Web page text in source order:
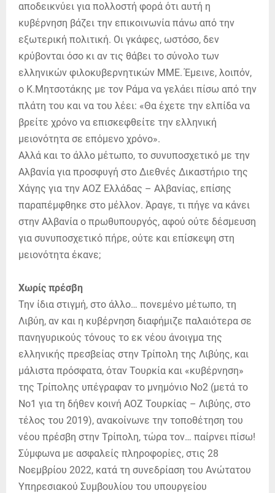
αποδεικνύει για πολλοστή φορά ότι αυτή η
κυβέρνηση βάζει την επικοινωνία πάνω από την
εξωτερική πολιτική. Οι γκάφες, ωστόσο, δεν
κρύβονται όσο κι αν τις θάβει το σύνολο των
ελληνικών φιλοκυβερνητικών ΜΜΕ. Έμεινε, λοιπόν,
ο Κ.Μητσοτάκης με τον Ράμα να γελάει πίσω από την
πλάτη του και να του λέει: «Θα έχετε την ελπίδα να
βρείτε χρόνο να επισκεφθείτε την ελληνική
μειονότητα σε επόμενο χρόνο».
Αλλά και το άλλο μέτωπο, το συνυποσχετικό με την
Αλβανία για προσφυγή στο Διεθνές Δικαστήριο της
Χάγης για την ΑΟΖ Ελλάδας – Αλβανίας, επίσης
παραπέμφθηκε στο μέλλον. Άραγε, τι πήγε να κάνει
στην Αλβανία ο πρωθυπουργός, αφού ούτε δέσμευση
για συνυποσχετικό πήρε, ούτε και επίσκεψη στη
μειονότητα έκανε;
Χωρίς πρέσβη
Την ίδια στιγμή, στο άλλο… πονεμένο μέτωπο, τη
Λιβύη, αν και η κυβέρνηση διαφήμιζε παλαιότερα σε
πανηγυρικούς τόνους το εκ νέου άνοιγμα της
ελληνικής πρεσβείας στην Τρίπολη της Λιβύης, και
μάλιστα πρόσφατα, όταν Τουρκία και «κυβέρνηση»
της Τρίπολης υπέγραφαν το μνημόνιο Νο2 (μετά το
Νο1 για τη δήθεν κοινή ΑΟΖ Τουρκίας – Λιβύης, στο
τέλος του 2019), ανακοίνωνε την τοποθέτηση του
νέου πρέσβη στην Τρίπολη, τώρα τον… παίρνει πίσω!
Σύμφωνα με ασφαλείς πληροφορίες, στις 28
Νοεμβρίου 2022, κατά τη συνεδρίαση του Ανώτατου
Υπηρεσιακού Συμβουλίου του υπουργείου